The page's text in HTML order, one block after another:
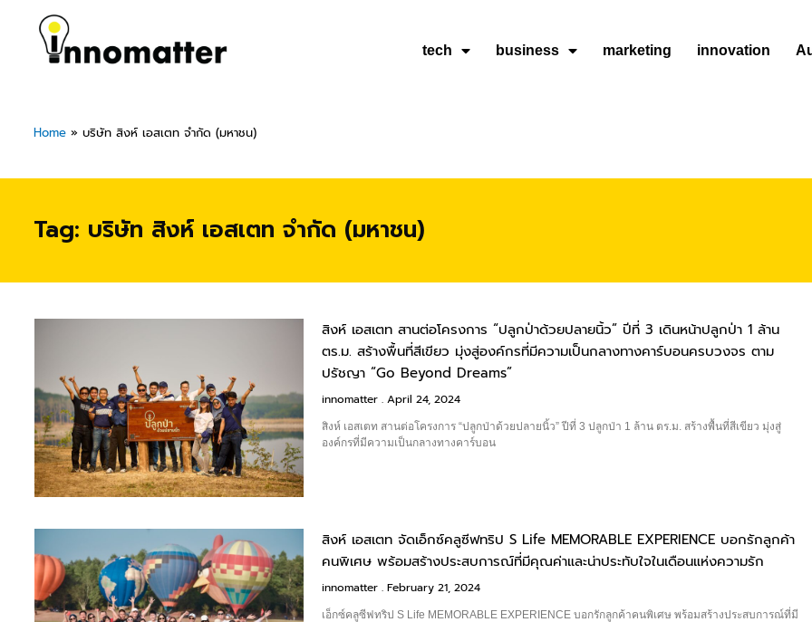
content
tech business marketing innovation
Home» บริษัท สิงห์ เอสเตท จำกัด (มหาชน)
Tag: บริษัท สิงห์ เอสเตท จำกัด (มหาชน)
สิงห์ เอสเตท สานต่อโครงการ “ปลูกป่าด้วยปลายนิ้ว” ปีที่ 3 เดินหน้าปลูกป่า 1 ล้าน
ตร.ม. สร้างพื้นที่สีเขียว มุ่งสู่องค์กรที่มีความเป็นกลางทางคาร์บอนครบวงจร ตาม
ปรัชญา “Go Beyond Dreams”
innomatter April 24, 2024
สิงห์ เอสเตท สานต่อโครงการ “ปลูกป่าด้วยปลายนิ้ว” ปีที่ 3 ปลูกป่า 1 ล้าน ตร.ม. สร้างพื้นที่สีเขียว มุ่งสู่
องค์กรที่มีความเป็นกลางทางคาร์บอน
สิงห์ เอสเตท จัดเอ็กซ์คลูซีฟทริป S Life MEMORABLE EXPERIENCE บอกรักลูกค้า
คนพิเศษ พร้อมสร้างประสบการณ์ที่มีคุณค่าและน่าประทับใจในเดือนแห่งความรัก
innomatter February 21, 2024
เอ็กซ์คลูซีฟทริป S Life MEMORABLE EXPERIENCE บอกรักลูกค้าคนพิเศษ พร้อมสร้างประสบการณ์ที่มี